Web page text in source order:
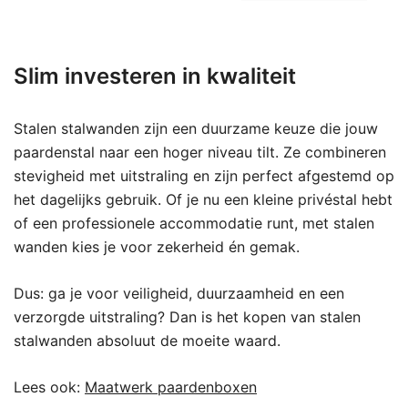
Slim investeren in kwaliteit
Stalen stalwanden zijn een duurzame keuze die jouw
paardenstal naar een hoger niveau tilt. Ze combineren
stevigheid met uitstraling en zijn perfect afgestemd op
het dagelijks gebruik. Of je nu een kleine privéstal hebt
of een professionele accommodatie runt, met stalen
wanden kies je voor zekerheid én gemak.
Dus: ga je voor veiligheid, duurzaamheid en een
verzorgde uitstraling? Dan is het kopen van stalen
stalwanden absoluut de moeite waard.
Lees ook: Maatwerk paardenboxen